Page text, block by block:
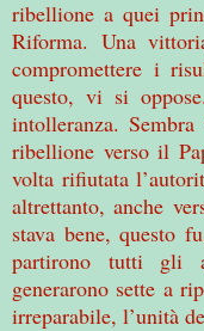
ribellione a quei
Riforma. Una
compromettere i
questo, vi si
intolleranza.
ribellione verso il
volta rifiutata
altrettanto, anche
stava bene, questo
partirono tutti gli
generarono sette a
irreparabile, l’unità